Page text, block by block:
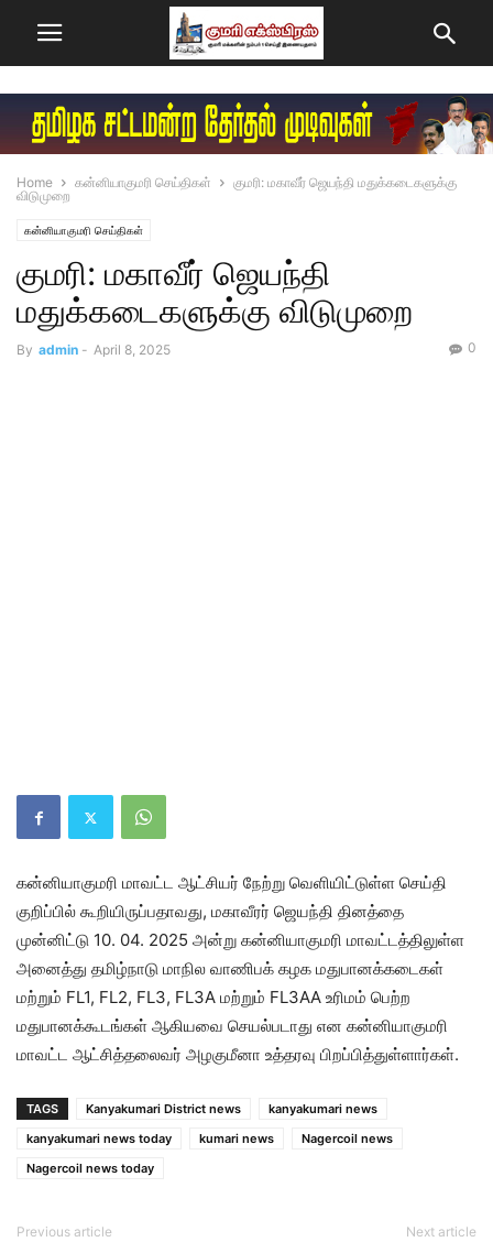
Home கன்னியாகுமரி செய்திகள்
குமரி: மகாவீர் ஜெயந்தி மதுக்கடைகளுக்கு
விடுமுறை
கன்னியாகுமரி செய்திகள்
குமரி: மகாவீர் ஜெயந்தி
மதுக்கடைகளுக்கு விடுமுறை
By admin - April 8, 2025 0
கன்னியாகுமரி மாவட்ட ஆட்சியர் நேற்று வெளியிட்டுள்ள செய்தி
குறிப்பில் கூறியிருப்பதாவது, மகாவீரர் ஜெயந்தி தினத்தை
முன்னிட்டு 10. 04. 2025 அன்று கன்னியாகுமரி மாவட்டத்திலுள்ள
அனைத்து தமிழ்நாடு மாநில வாணிபக் கழக மதுபானக்கடைகள்
மற்றும் FL1, FL2, FL3, FL3A மற்றும் FL3AA உரிமம் பெற்ற
மதுபானக்கூடங்கள் ஆகியவை செயல்படாது என கன்னியாகுமரி
மாவட்ட ஆட்சித்தலைவர் அழகுமீனா உத்தரவு பிறப்பித்துள்ளார்கள்.
TAGS Kanyakumari District news
kanyakumari news
kanyakumari news today
kumari news
Nagercoil news
Nagercoil news today
Previous article Next article